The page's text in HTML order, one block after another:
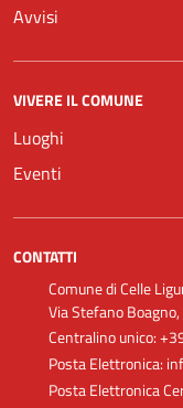
Avvisi
VIVERE IL COMUNE
Luoghi
Eventi
CONTATTI
Comune di Celle
Via Stefano
Centralino unico:
Posta Elettronica:
Posta Elettronica